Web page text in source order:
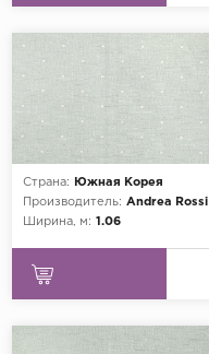
Страна:
Южная Корея
Производитель: Andrea Rossi
Ширина, м: 1.06